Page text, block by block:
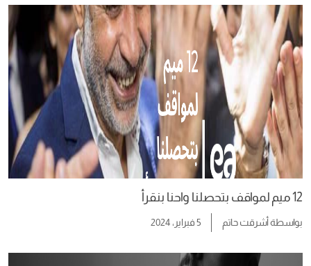
12 ميم لمواقف بتحصلنا واحنا بنقرأ
بواسطةأشرقت حاتم 5 فبراير، 2024